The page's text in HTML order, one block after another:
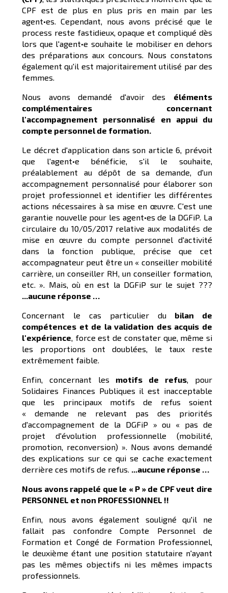
CPF est de plus en plus pris en main par les
agent•es. Cependant, nous avons précisé que le
process reste fastidieux, opaque et compliqué dès
lors que l'agent•e souhaite le mobiliser en dehors
des préparations aux concours. Nous constatons
également qu'il est majoritairement utilisé par des
femmes.
Nous avons demandé d'avoir des éléments
complémentaires concernant
l'accompagnement personnalisé en appui du
compte personnel de formation.
Le décret d'application dans son article 6, prévoit
que l'agent•e bénéficie, s'il le souhaite,
préalablement au dépôt de sa demande, d'un
accompagnement personnalisé pour élaborer son
projet professionnel et identifier les différentes
actions nécessaires à sa mise en œuvre. C'est une
garantie nouvelle pour les agent•es de la DGFiP. La
circulaire du 10/05/2017 relative aux modalités de
mise en œuvre du compte personnel d'activité
dans la fonction publique, précise que cet
accompagnateur peut être un « conseiller mobilité
carrière, un conseiller RH, un conseiller formation,
etc. ». Mais, où en est la DGFiP sur le sujet ???
...aucune réponse …
Concernant le cas particulier du bilan de
compétences et de la validation des acquis de
l'expérience, force est de constater que, même si
les proportions ont doublées, le taux reste
extrêmement faible.
Enfin, concernant les motifs de refus, pour
Solidaires Finances Publiques il est inacceptable
que les principaux motifs de refus soient
« demande ne relevant pas des priorités
d'accompagnement de la DGFiP » ou « pas de
projet d'évolution professionnelle (mobilité,
promotion, reconversion) ». Nous avons demandé
des explications sur ce qui se cache exactement
derrière ces motifs de refus. ...aucune réponse …
Nous avons rappelé que le « P » de CPF veut dire
PERSONNEL et non PROFESSIONNEL !!
Enfin, nous avons également souligné qu'il ne
fallait pas confondre Compte Personnel de
Formation et Congé de Formation Professionnel,
le deuxième étant une position statutaire n'ayant
pas les mêmes objectifs ni les mêmes impacts
professionnels.